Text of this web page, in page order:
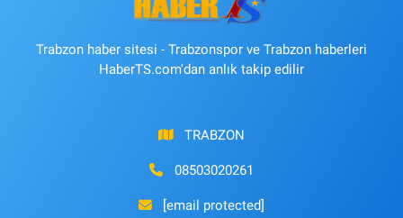
Trabzon haber sitesi - Trabzonspor ve Trabzon haberleri
HaberTS.com'dan anlık takip edilir
TRABZON
08503020261
[email protected]